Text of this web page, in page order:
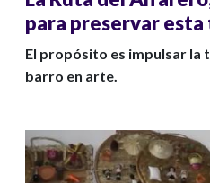
para preservar
El propósito es impulsar la
barro en arte.